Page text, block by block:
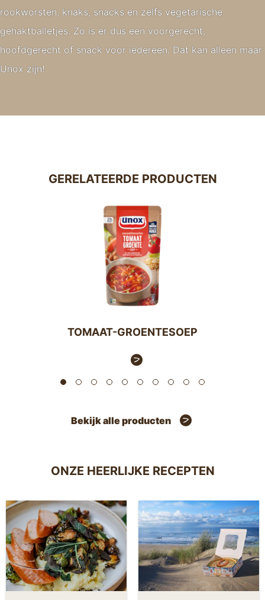
rookworsten, knaks, snacks en zelfs vegetarische
gehaktballetjes. Zo is er dus een voorgerecht,
hoofdgerecht of snack voor iedereen. Dat kan alleen maar
Unox zijn!
GERELATEERDE PRODUCTEN
TOMAAT-GROENTESOEP
Bekijk alle producten
ONZE HEERLIJKE RECEPTEN